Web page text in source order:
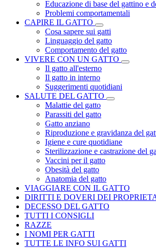
Educazione di base del gattino e
Problemi comportamentali
CAPIRE IL GATTO
Cosa sapere sui gatti
Linguaggio del gatto
Comportamento del gatto
VIVERE CON UN GATTO
Il gatto all'esterno
Il gatto in interno
Suggerimenti quotidiani
SALUTE DEL GATTO
Malattie del gatto
Parassiti del gatto
Gatto anziano
Riproduzione e gravidanza del
Igiene e cure quotidiane
Sterilizzazione e castrazione del
Vaccini per il gatto
Obesità del gatto
Anatomia del gatto
VIAGGIARE CON IL GATTO
DIRITTI E DOVERI DEI
DECESSO DEL GATTO
TUTTI I CONSIGLI
RAZZE
I NOMI PER GATTI
TUTTE LE INFO SUI GATTI